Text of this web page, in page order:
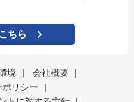
ちら
境 | 会社概要
|
リシー
|